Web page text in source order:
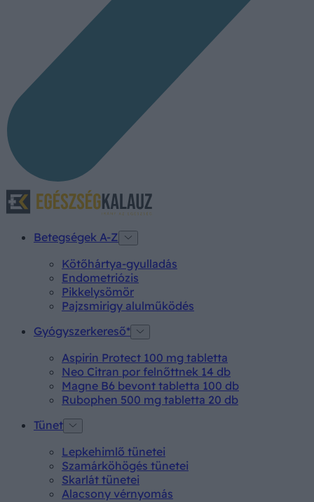
Betegségek A-Z
Kötőhártya-gyulladás
Endometriózis
Pikkelysömör
Pajzsmirigy alulműködés
Gyógyszerkereső*
Aspirin Protect 100 mg tabletta
Neo Citran por felnőttnek 14 db
Magne B6 bevont tabletta 100 db
Rubophen 500 mg tabletta 20 db
Tünet
Lepkehimlő tünetei
Szamárköhögés tünetei
Skarlát tünetei
Alacsony vérnyomás